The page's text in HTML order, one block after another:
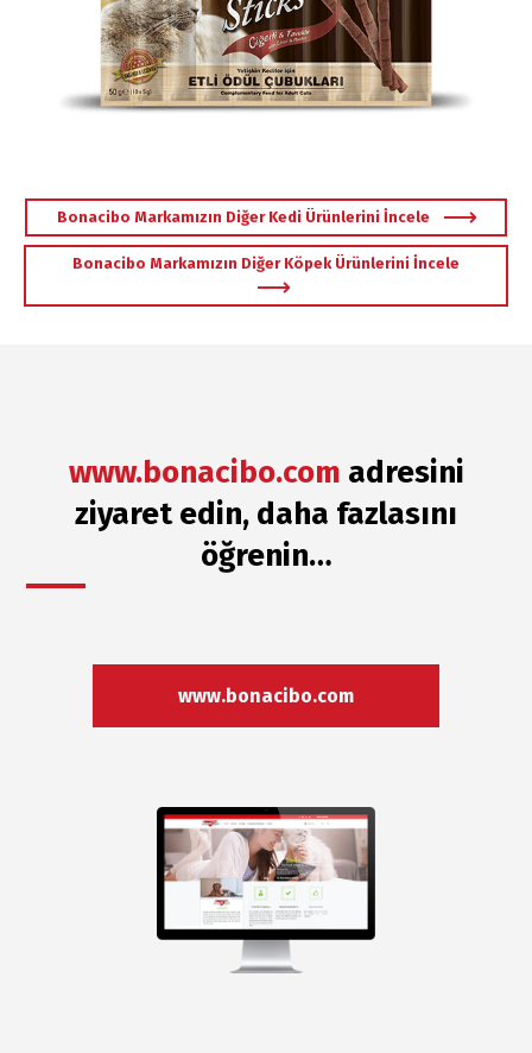
Bonacibo Markamızın Diğer Kedi Ürünlerini İncele
Bonacibo Markamızın Diğer Köpek Ürünlerini İncele
www.bonacibo.com adresini
ziyaret edin, daha fazlasını
öğrenin…
www.bonacibo.com